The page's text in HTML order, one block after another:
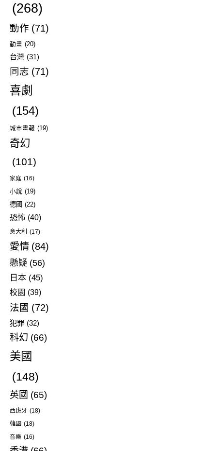
(268)
動作 (71)
動畫 (20)
台灣 (31)
同志 (71)
喜劇
(154)
城市畫報 (19)
奇幻
(101)
家庭 (16)
小說 (19)
德國 (22)
恐怖 (40)
意大利 (17)
愛情 (84)
懸疑 (56)
日本 (45)
校園 (39)
法國 (72)
犯罪 (32)
科幻 (66)
美國
(148)
英國 (65)
西班牙 (18)
韓國 (18)
音樂 (16)